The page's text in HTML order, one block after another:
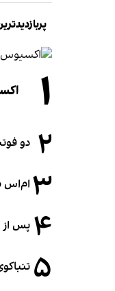
۱
۲ دو فوتبالیست زن
۳ ام‌اس
۴ پس از
۵